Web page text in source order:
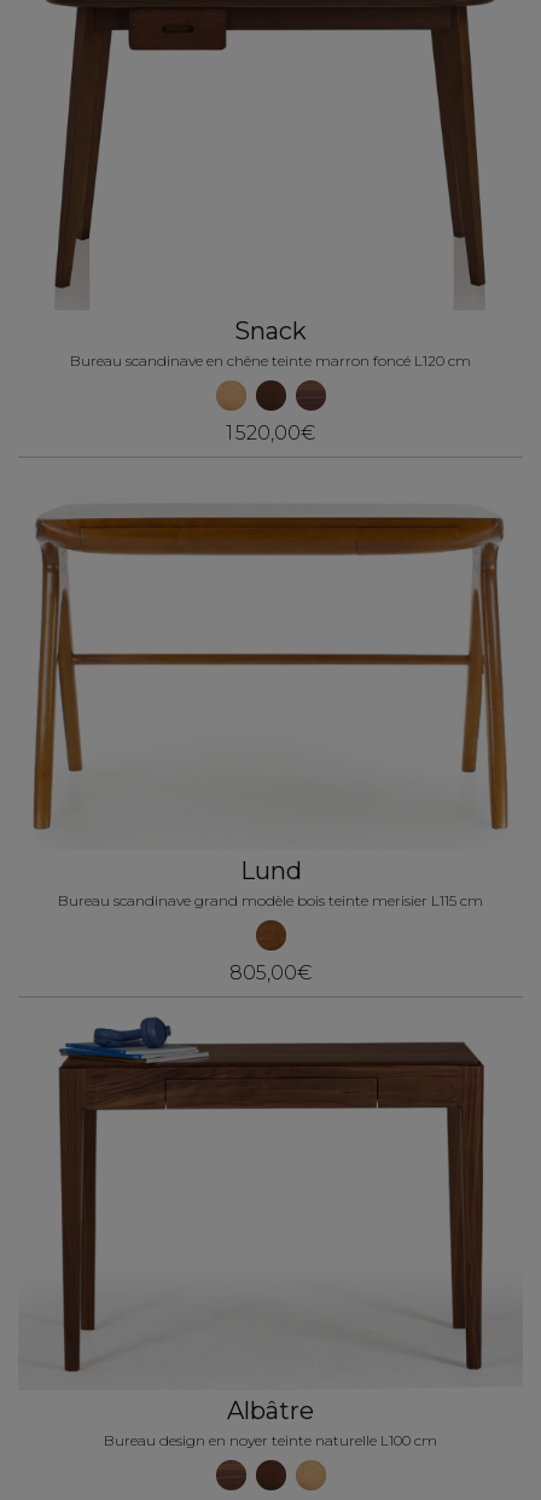
Snack
Bureau scandinave en chêne teinte marron foncé L120 cm
1 520,00€
Lund
Bureau scandinave grand modèle bois teinte merisier L115 cm
805,00€
Albâtre
Bureau design en noyer teinte naturelle L100 cm